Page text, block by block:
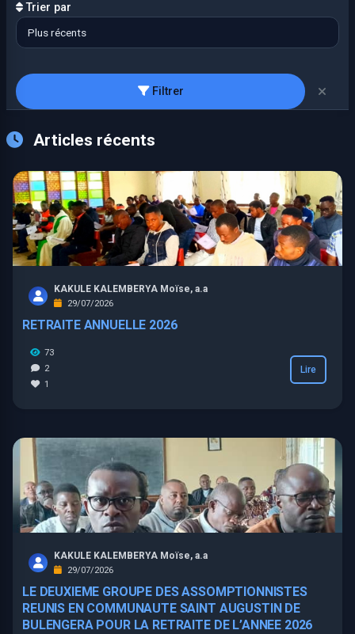
Trier par
Filtrer
Articles récents
KAKULE KALEMBERYA Moïse, a.a
29/07/2026
RETRAITE ANNUELLE 2026
73
2
1
Lire
KAKULE KALEMBERYA Moïse, a.a
29/07/2026
LE DEUXIEME GROUPE DES ASSOMPTIONNISTES
REUNIS EN COMMUNAUTE SAINT AUGUSTIN DE
BULENGERA POUR LA RETRAITE DE L’ANNEE 2026